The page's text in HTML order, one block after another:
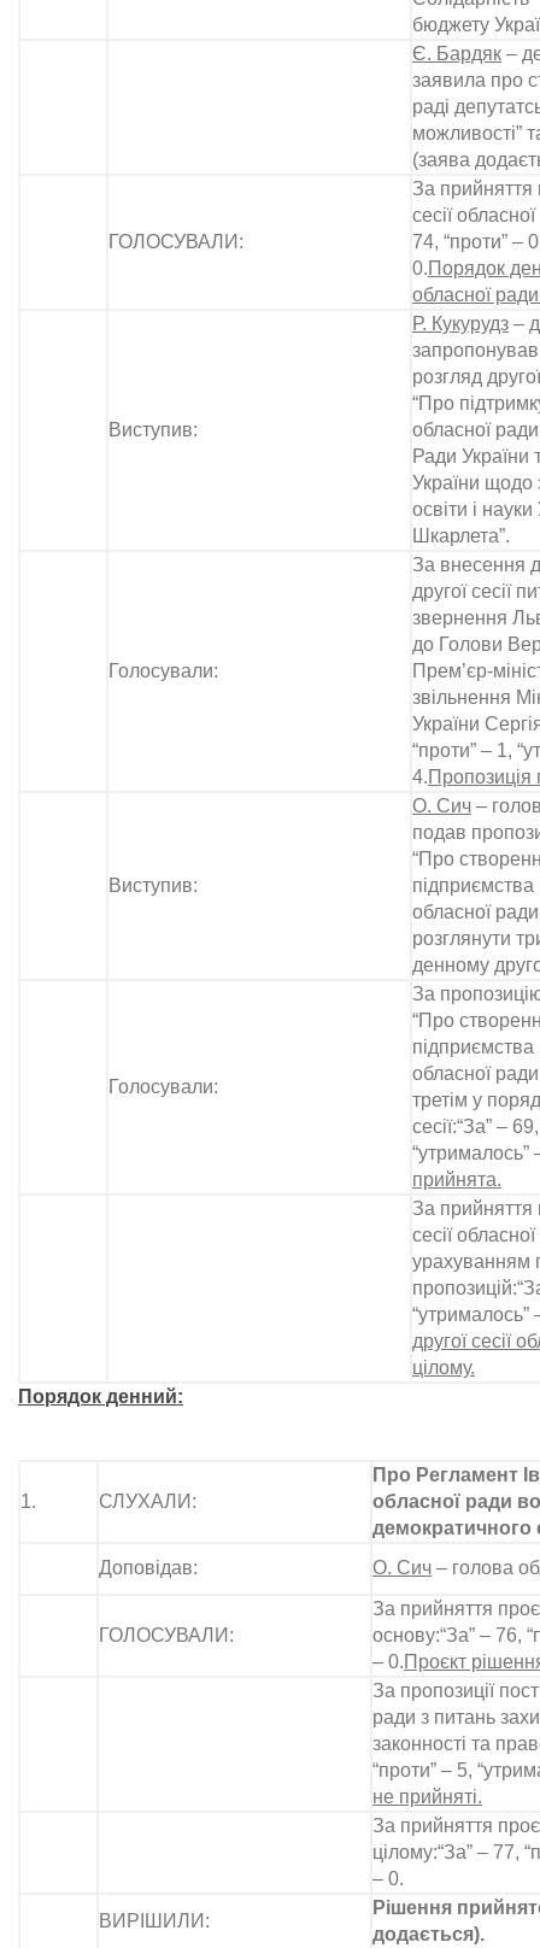
бюджету
Є. Бардяк –
заявила про
раді
можливості”
(заява
ГОЛОСУВАЛИ:
За прийняття
сесії
74, “проти” –
0.Порядок
обласної
Виступив:
Р. Кукурудз –
розгляд
“Про
обласної
Ради України
України щодо
освіти і
Шкарлета”.
Голосували:
За внесення
другої сесії
звернення
до Голови
Прем’єр-
звільнення
України
“проти” – 1,
4.Пропозиція
Виступив:
О. Сич –
подав
“Про
підприємства
обласної
розглянути
денному
Голосували:
За
“Про
підприємства
обласної
третім у
сесії:“За” –
“утрималось”
прийнята.
За прийняття
сесії
урахуванням
“утрималось”
другої сесії
цілому.
Порядок денний:
1. СЛУХАЛИ:
Про Регламент
обласної ради
демократичного
Доповідав:
О. Сич – голова
ГОЛОСУВАЛИ:
За прийняття
основу:“За” – 76,
– 0.Проєкт
За пропозиції
ради з питань
законності та
“проти” – 5,
не прийняті.
За прийняття
цілому:“За” – 77,
– 0.
ВИРІШИЛИ:
Рішення
додається).